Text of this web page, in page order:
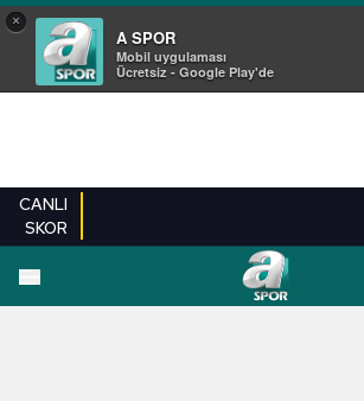
×
A SPOR
Mobil uygulaması
Ücretsiz - Google Play'de
CANLI
SKOR